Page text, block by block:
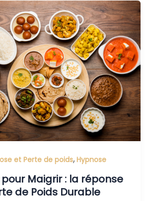
et Perte de poids,Hypnose
Maigrir : la réponse
de Poids Durable